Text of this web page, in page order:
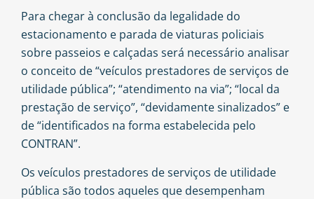
Para chegar à conclusão da legalidade do
estacionamento e parada de viaturas policiais
sobre passeios e calçadas será necessário analisar
o conceito de “veículos prestadores de serviços de
utilidade pública”; “atendimento na via”; “local da
prestação de serviço”, “devidamente sinalizados” e
de “identificados na forma estabelecida pelo
CONTRAN”.
Os veículos prestadores de serviços de utilidade
pública são todos aqueles que desempenham